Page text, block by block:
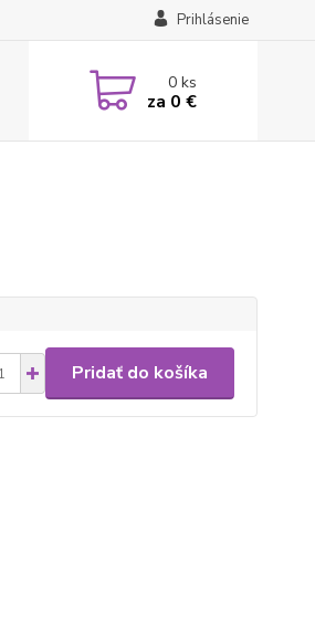
Prihlásenie
0ks
za 0 €
Pridať do košíka